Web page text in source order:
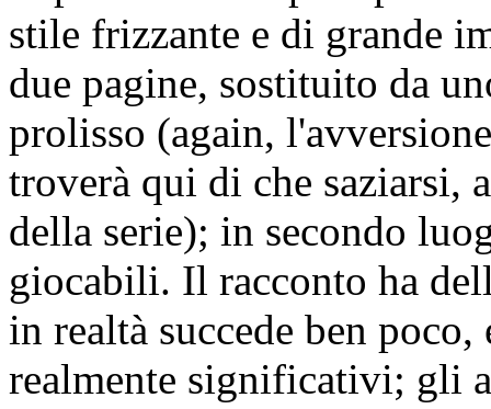
stile frizzante e di grande
due pagine, sostituito da
prolisso (again,
troverà qui di che saziarsi,
della serie); in secondo
giocabili. Il racconto ha
in realtà succede ben
realmente significativi; gli